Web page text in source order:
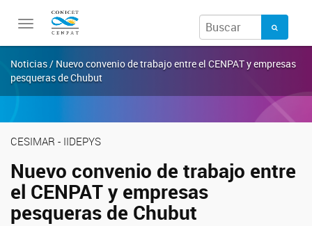
Toggle
Noticias / Nuevo convenio de trabajo entre el CENPAT y empresas
pesqueras de Chubut
CESIMAR - IIDEPYS
Nuevo convenio de trabajo entre
el CENPAT y empresas
pesqueras de Chubut